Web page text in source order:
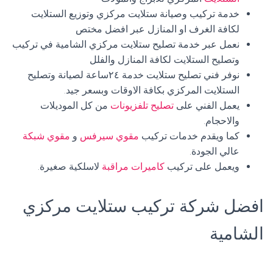
خدمة تركيب وصيانة ستلايت مركزي وتوزيع الستلايت
لكافة الغرف او المنازل عبر افضل مختص
نعمل عبر خدمة تصليح ستلايت مركزي الشامية في تركيب
وتصليح الستلايت لكافة المنازل والفلل
نوفر فني تصليح ستلايت خدمة ٢٤ساعة لصيانة وتصليح
الستلايت المركزي بكافة الاوقات وبسعر جيد.
يعمل الفني على تصليح تلفزيونات من كل الموديلات
والاحجام.
كما ويقدم خدمات تركيب مقوي سيرفس و مقوي شبكة
عالي الجودة.
ويعمل على تركيب كاميرات مراقبة لاسلكية صغيرة.
افضل شركة تركيب ستلايت مركزي
الشامية